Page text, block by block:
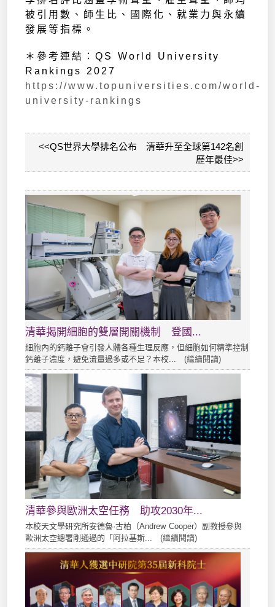
被引用數、師生比、國際化、就業力與永續
發展等指標。
＊參考連結：QS World University
Rankings 2027
https://www.topuniversities.com/world-
university-rankings
<<QS世界大學排名公布 清華升至全球第142名創
歷年最佳>>
清華揭開細胞的雙層開關機制 登國...
細胞內的鈣離子會引發人體各種生理反應，但細胞如何精準控制
鈣離子濃度，避免流量過多或不足？本校... (繼續閱讀)
清華參與歐洲太空任務 助攻2030年...
本校天文學研究所安德魯·古柏（Andrew Cooper）副教授參與
歐洲太空總署剛通過的「阿拉基斯... (繼續閱讀)